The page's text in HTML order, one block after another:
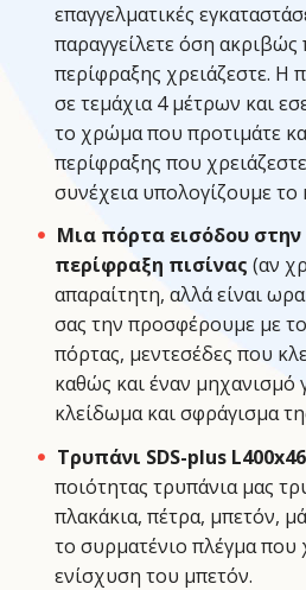
επαγγελματικές
παραγγείλετε όση
περίφραξης χρειάζεστε. Η
σε τεμάχια 4 μέτρων και
το χρώμα που προτιμάτε
περίφραξης που
συνέχεια υπολογίζουμε το
Μια πόρτα εισόδου
περίφραξη πισίνας (αν
απαραίτητη, αλλά είναι
σας την προσφέρουμε με
πόρτας, μεντεσέδες που
καθώς και έναν μηχανισμό
κλείδωμα και σφράγισμα
Τρυπάνι SDS-plus
ποιότητας τρυπάνια μας
πλακάκια, πέτρα, μπετόν,
το συρματένιο πλέγμα που
ενίσχυση του μπετόν.